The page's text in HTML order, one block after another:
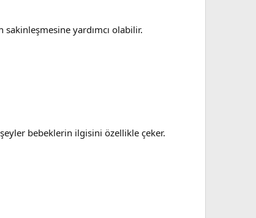
sakinleşmesine yardımcı olabilir.
bebeklerin ilgisini özellikle çeker.